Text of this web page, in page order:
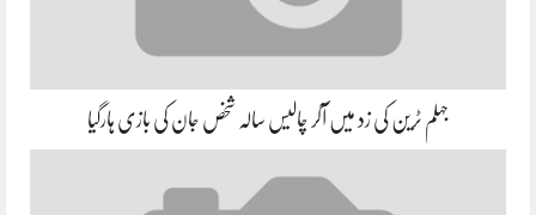
جہلم ٹرین کی زد میں آکر چالیس سالہ شخص جان کی بازی ہارگیا